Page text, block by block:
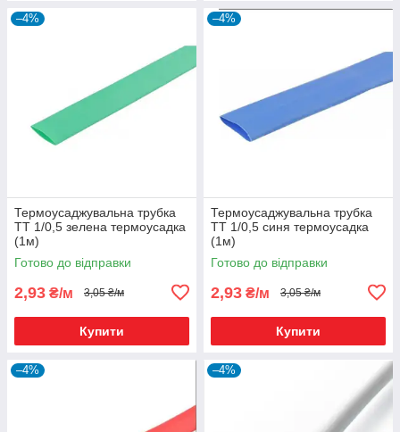
–4%
Термоусаджувальна трубка
ТТ 1/0,5 зелена термоусадка
(1м)
Готово до відправки
2,93 ₴/м 3,05 ₴/м
Купити
–4%
Термоусаджувальна трубка
ТТ 1/0,5 синя термоусадка
(1м)
Готово до відправки
2,93 ₴/м 3,05 ₴/м
Купити
–4% –4%